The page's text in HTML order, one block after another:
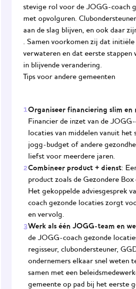
stevige rol voor de JOGG-coach
met opvolguren.
aan de slag blijven, en ook daar
. Samen voorkomen zij dat
verwateren en dat eerste stappen
in blijvende verandering.
Tips voor andere gemeenten
Organiseer financiering slim en
Financier de inzet van de
locaties van middelen vanuit het
jogg-budget of andere
liefst voor meerdere jaren.
Combineer product + dienst:
product zoals de Gezondere Box
Het gekoppelde adviesgesprek
coach gezonde locaties zorgt
en vervolg.
Werk als één JOGG-team en
de JOGG-coach gezonde
regisseur, clubondersteuner,
ondernemers elkaar snel weten
samen met een
gemeente op pad bij het eerste